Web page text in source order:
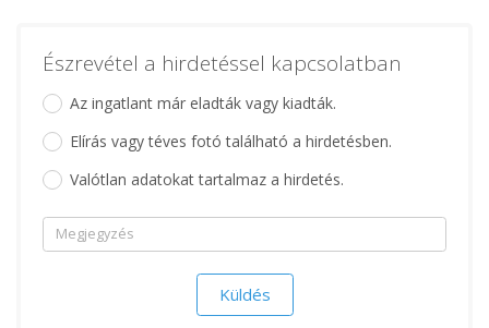
Észrevétel a hirdetéssel kapcsolatban
Az ingatlant már eladták vagy kiadták.
Elírás vagy téves fotó található a hirdetésben.
Valótlan adatokat tartalmaz a hirdetés.